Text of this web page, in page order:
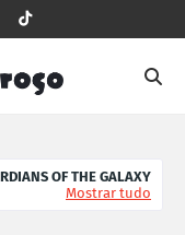
OF THE GALAXY
Mostrar tudo